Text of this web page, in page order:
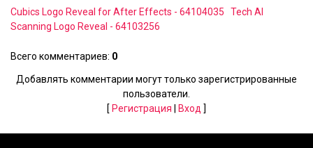
Cubics Logo Reveal for After Effects - 64104035
Tech AI
Scanning Logo Reveal - 64103256
Всего комментариев: 0
Добавлять комментарии могут только зарегистрированные
пользователи.
[ Регистрация Вход ]